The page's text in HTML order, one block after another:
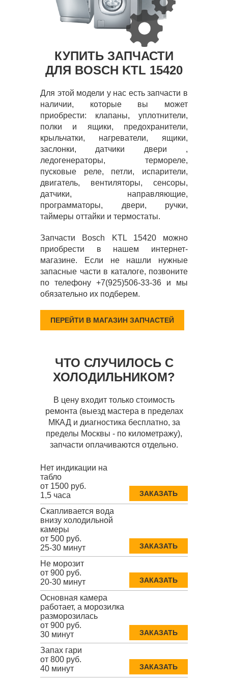
КУПИТЬ ЗАПЧАСТИ
ДЛЯ BOSCH KTL 15420
Для этой модели у нас есть запчасти в
наличии, которые вы может
приобрести: клапаны, уплотнители,
полки и ящики, предохранители,
крыльчатки, нагреватели, ящики,
заслонки, датчики двери ,
ледогенераторы, термореле,
пусковые реле, петли, испарители,
двигатель, вентиляторы, сенсоры,
датчики, направляющие,
программаторы, двери, ручки,
таймеры оттайки и термостаты.
Запчасти Bosch KTL 15420 можно
приобрести в нашем интернет-
магазине. Если не нашли нужные
запасные части в каталоге, позвоните
по телефону +7(925)506-33-36 и мы
обязательно их подберем.
ПЕРЕЙТИ В МАГАЗИН ЗАПЧАСТЕЙ
ЧТО СЛУЧИЛОСЬ С
ХОЛОДИЛЬНИКОМ?
В цену входит только стоимость
ремонта (выезд мастера в пределах
МКАД и диагностика бесплатно, за
пределы Москвы - по километражу),
запчасти оплачиваются отдельно.
Нет индикации на
табло
от 1500 руб.
1,5 часа
ЗАКАЗАТЬ
Скапливается вода
внизу холодильной
камеры
от 500 руб.
25-30 минут
ЗАКАЗАТЬ
Не морозит
от 900 руб.
20-30 минут
ЗАКАЗАТЬ
Основная камера
работает, а морозилка
разморозилась
от 900 руб.
30 минут
ЗАКАЗАТЬ
Запах гари
от 800 руб.
40 минут
ЗАКАЗАТЬ